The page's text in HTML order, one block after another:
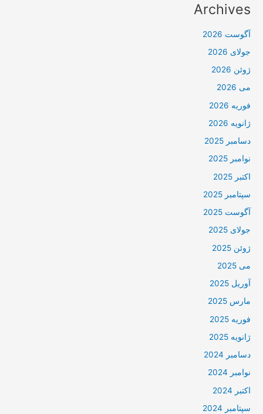
Archives
آگوست 2026
جولای 2026
ژوئن 2026
می 2026
فوریه 2026
ژانویه 2026
دسامبر 2025
نوامبر 2025
اکتبر 2025
سپتامبر 2025
آگوست 2025
جولای 2025
ژوئن 2025
می 2025
آوریل 2025
مارس 2025
فوریه 2025
ژانویه 2025
دسامبر 2024
نوامبر 2024
اکتبر 2024
سپتامبر 2024